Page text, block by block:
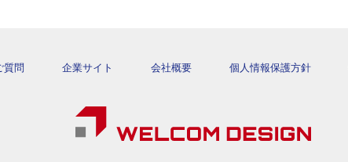
質問 企業サイト 会社概要 個人情報保護方針